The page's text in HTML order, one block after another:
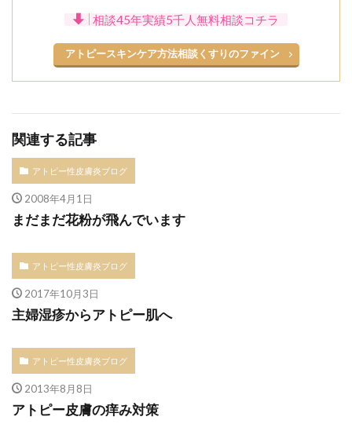
相談45年実績5千人無料相談コチラ
アトピースキンケア方法相談くすりのファイン
関連する記事
アトピー性皮膚炎ブログ
2008年4月1日
まだまだ花粉が飛んでいます
アトピー性皮膚炎ブログ
2017年10月3日
主婦湿疹からアトピー肌へ
アトピー性皮膚炎ブログ
2013年8月8日
アトピー皮膚の痒み対策